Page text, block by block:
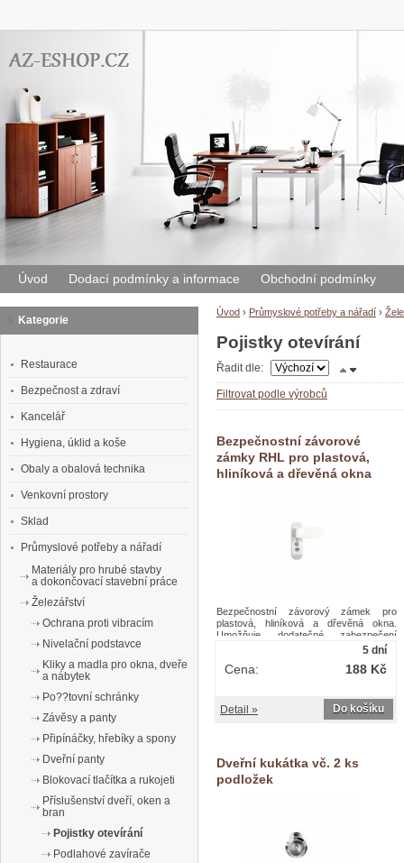
Úvod Dodací podmínky a informace Obchodní podmínky
Úvod › Průmyslové potřeby a nářadí ›
Pojistky otevírání
Řadit dle:
Filtrovat podle výrobců
Bezpečnostní závorové
zámky RHL pro plastová,
hliníková a dřevěná okna
Bezpečnostní závorový zámek pro
plastová, hliníková a dřevěná okna.
Umožňuje dodatečné zabezpečení
okenního křídla proti otevření. Zabraňuje
Dva způsoby ovládání. Klíčem a
stavu zámku stačí pouze stisknout
tlačítko.Bezpečnostní závorové zámky
5 dní
188 Kč
Cena:
Do košíku
Detail »
Dveřní kukátka vč. 2 ks
podložek
Kategorie
Restaurace
Bezpečnost a zdraví
Kancelář
Hygiena, úklid a koše
Obaly a obalová technika
Venkovní prostory
Sklad
Průmyslové potřeby a nářadí
Materiály pro hrubé stavby
a dokončovací stavební práce
Železářství
Ochrana proti vibracím
Nivelační podstavce
Kliky a madla pro okna, dveře
a nábytek
Po??tovní schránky
Závěsy a panty
Připínáčky, hřebíky a spony
Dveřní panty
Blokovací tlačítka a rukojeti
Příslušenství dveří, oken a
bran
Pojistky otevírání
Podlahové zavírače